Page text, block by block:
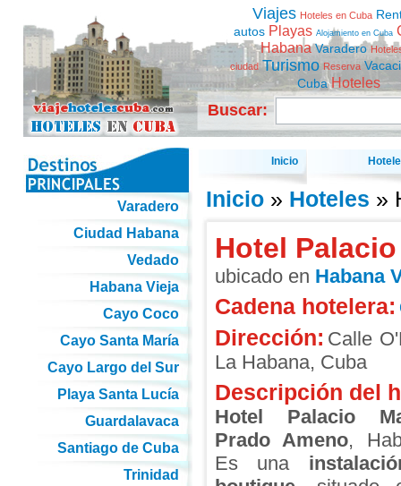
Viajes Hoteles en Cuba
autos Playas Alojamiento en Cuba
Habana Varadero
ciudad Turismo Reserva
Cuba Hoteles
Buscar:
Inicio
Inicio» Hoteles »
Hotel
ubicado en Habana
Cadena hotelera:
Dirección: Calle
La Habana, Cuba
Descripción del
Hotel Palacio
Prado Ameno,
Es una
Varadero
Ciudad Habana
Vedado
Habana Vieja
Cayo Coco
Cayo Santa María
Cayo Largo del Sur
Playa Santa Lucía
Guardalavaca
Santiago de Cuba
Trinidad